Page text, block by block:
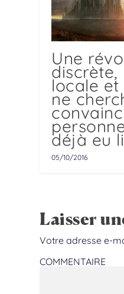
Une
discrète,
locale et
ne
déjà eu
05/10/2016
Laisser
Votre adresse e-
COMMENTAIRE